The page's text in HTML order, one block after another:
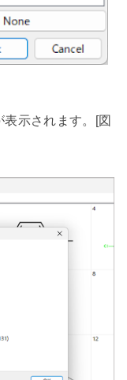
示されます。 [図